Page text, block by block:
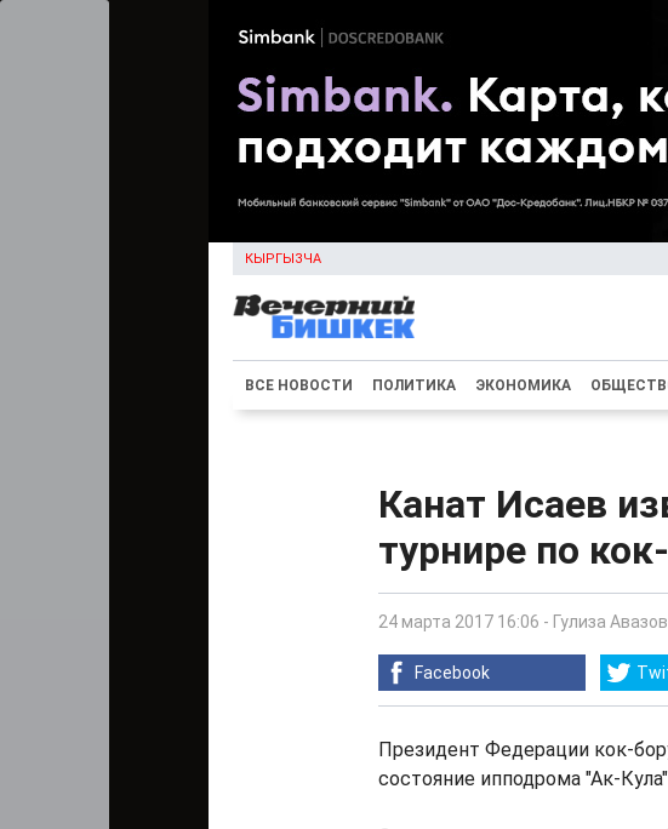
КЫРГЫЗЧА
ВСЕ НОВОСТИ ПОЛИТИКА ЭКОНОМИКА
Канат Исаев
турнире по
24 марта 2017 16:06 - Гулиза
Facebook
Президент Федерации кок-
состояние ипподрома "Ак-